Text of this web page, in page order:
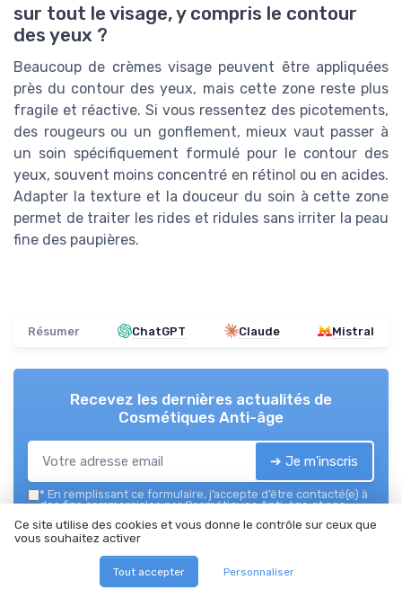
sur tout le visage, y compris le contour
des yeux ?
Beaucoup de crèmes visage peuvent être appliquées
près du contour des yeux, mais cette zone reste plus
fragile et réactive. Si vous ressentez des picotements,
des rougeurs ou un gonflement, mieux vaut passer à
un soin spécifiquement formulé pour le contour des
yeux, souvent moins concentré en rétinol ou en acides.
Adapter la texture et la douceur du soin à cette zone
permet de traiter les rides et ridules sans irriter la peau
fine des paupières.
Résumer ChatGPT Claude Mistral
Recevez les dernières actualités de
Cosmétiques Anti-âge
➔ Je m'inscris
* En remplissant ce formulaire, j’accepte d’être contacté(e) à
des fins commerciales par Cosmétiques Anti-âge et ses
Cosmétiques Anti-âge
Ajoutez-nous à vos sources préférées sur Google
Ce site utilise des cookies et vous donne le contrôle sur ceux que
vous souhaitez activer
Tout accepter Personnaliser